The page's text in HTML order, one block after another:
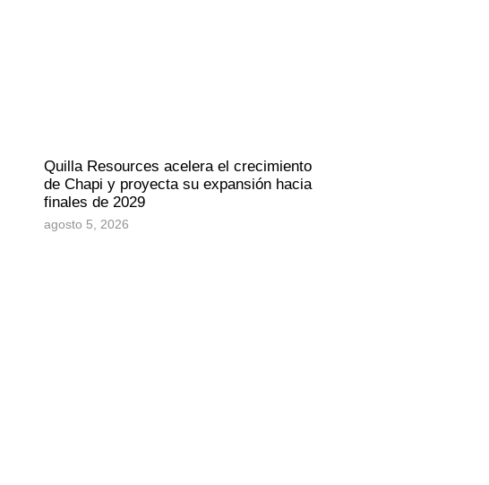
Quilla Resources acelera el crecimiento
de Chapi y proyecta su expansión hacia
finales de 2029
agosto 5, 2026